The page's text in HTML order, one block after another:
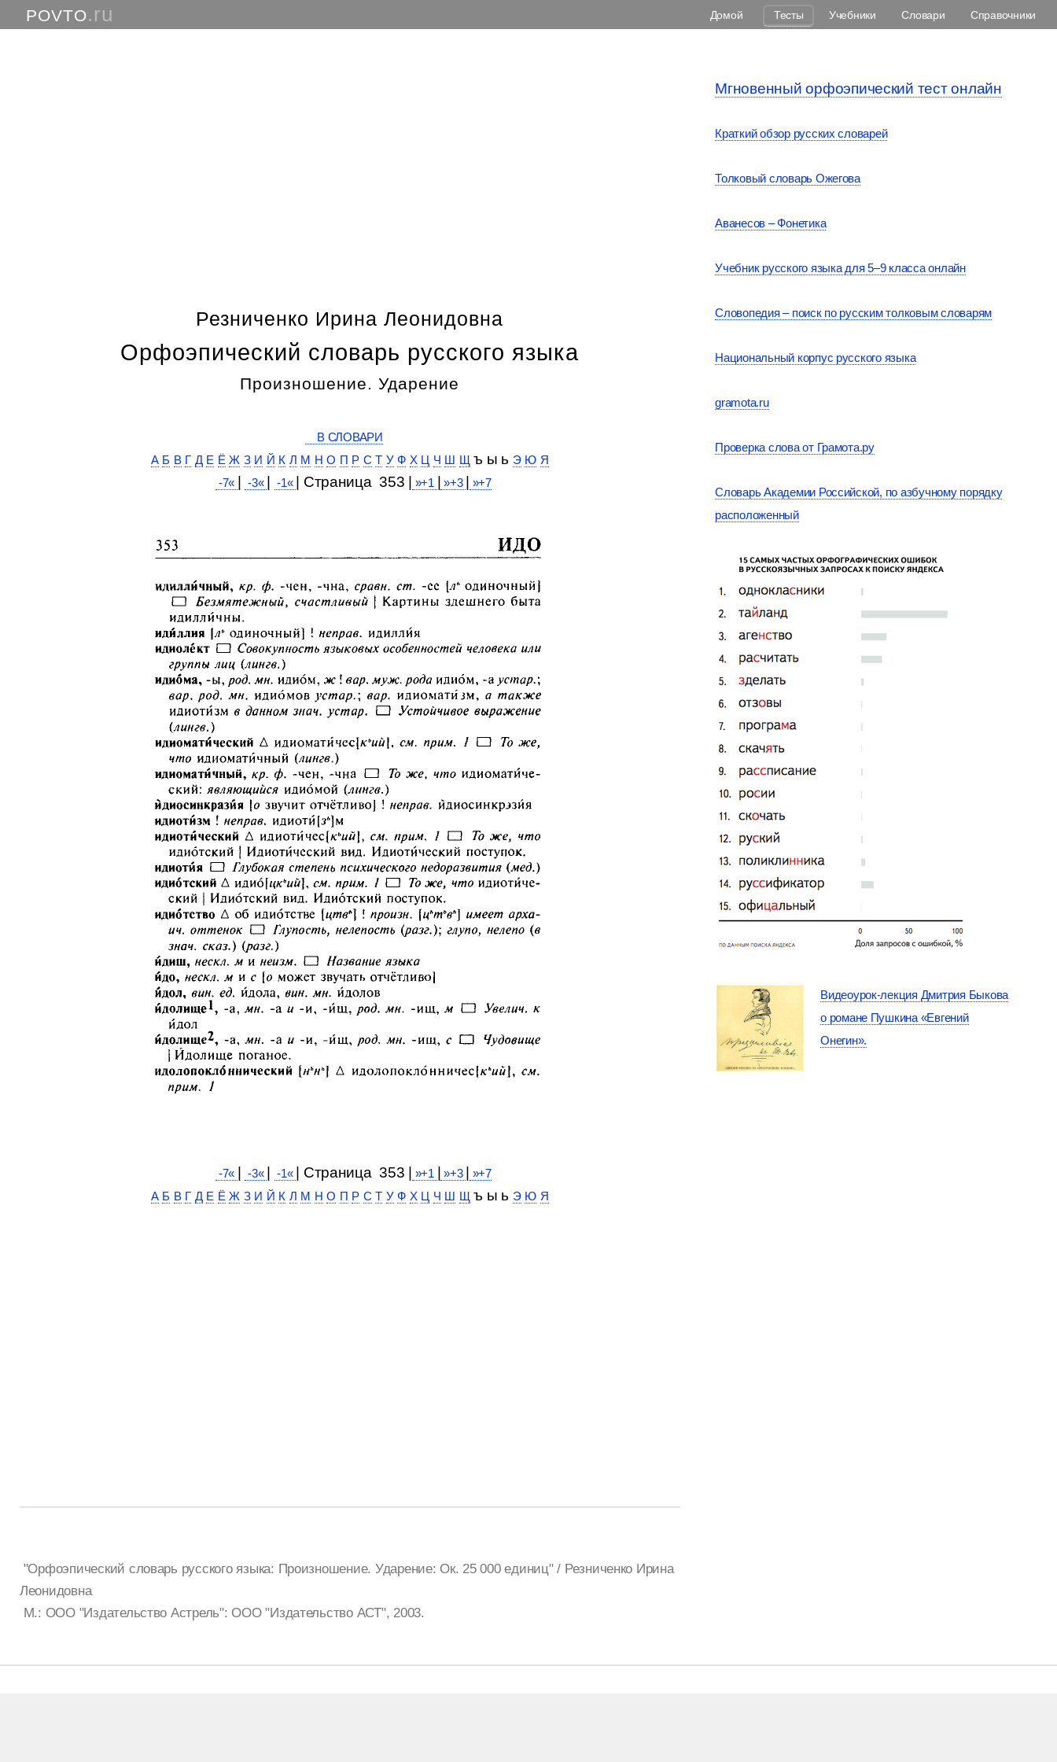
POVTO.ru Домой Тесты Учебники Словари Справочники
Резниченко Ирина Леонидовна
Орфоэпический словарь русского языка
Произношение. Ударение
В СЛОВАРИ
А Б В Г Д Е Ё Ж З И Й К Л М Н О П Р С Т У Ф Х Ц Ч Ш Щ ъ ы ь Э Ю Я
-7« | -3« | -1« | Cтраница 353 | »+1 | »+3 | »+7
-7« | -3« | -1« | Cтраница 353 | »+1 | »+3 | »+7
А Б В Г Д Е Ё Ж З И Й К Л М Н О П Р С Т У Ф Х Ц Ч Ш Щ ъ ы ь Э Ю Я
"Орфоэпический словарь русского языка: Произношение. Ударение: Ок. 25 000 единиц" / Резниченко Ирина
Леонидовна
М.: ООО "Издательство Астрель": ООО "Издательство АСТ", 2003.
Мгновенный орфоэпический тест онлайн
Краткий обзор русских словарей
Толковый словарь Ожегова
Аванесов – Фонетика
Учебник русского языка для 5–9 класса онлайн
Словопедия – поиск по русским толковым словарям
Национальный корпус русского языка
gramota.ru
Проверка слова от Грамота.ру
Словарь Академии Российской, по азбучному порядку
расположенный
Видеоурок-лекция Дмитрия Быкова
о романе Пушкина «Евгений
Онегин».